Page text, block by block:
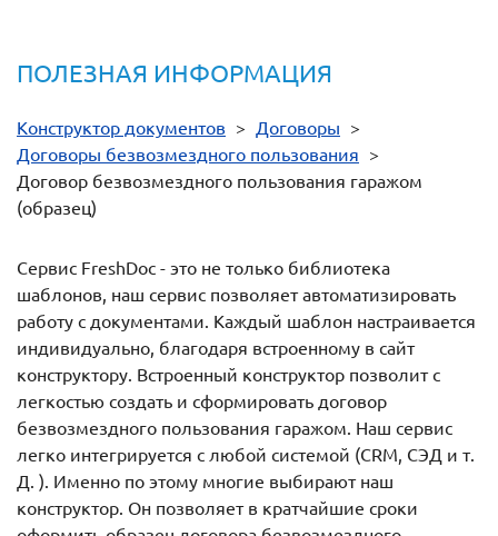
ПОЛЕЗНАЯ ИНФОРМАЦИЯ
Конструктор документов > Договоры >
Договоры безвозмездного пользования >
Договор безвозмездного пользования гаражом
(образец)
Сервис FreshDoc - это не только библиотека
шаблонов, наш сервис позволяет автоматизировать
работу с документами. Каждый шаблон настраивается
индивидуально, благодаря встроенному в сайт
конструктору. Встроенный конструктор позволит с
легкостью создать и сформировать договор
безвозмездного пользования гаражом. Наш сервис
легко интегрируется с любой системой (CRM, СЭД и т.
Д. ). Именно по этому многие выбирают наш
конструктор. Он позволяет в кратчайшие сроки